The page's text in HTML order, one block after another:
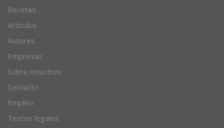
Recetas
Artículos
Autores
Empresas
Sobre nosotros
Contacto
Empleo
Textos legales